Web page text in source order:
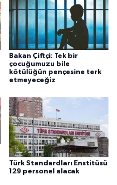
Bakan Çiftçi: Tek bir
çocuğumuzu bile
kötülüğün pençesine terk
etmeyeceğiz
Türk Standardları Enstitüsü
129 personel alacak